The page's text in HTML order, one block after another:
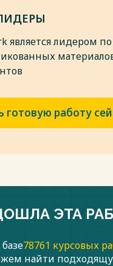
тяжесть
влиять на
персонала.
усилиями
профсоюзов и
созданию
доступенпосле покупки
является лидером
готовую работу
ЭТА
78761 курсовых
найти